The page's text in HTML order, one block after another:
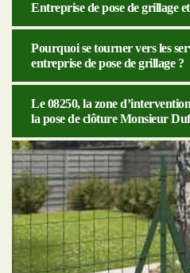
Entreprise de pose de grillage
Pourquoi se tourner vers les
entreprise de pose de grillage ?
Le 08250, la zone
la pose de clôture Monsieur